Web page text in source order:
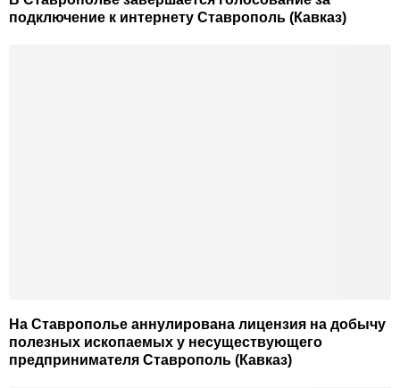
подключение к интернету Ставрополь (Кавказ)
На Ставрополье аннулирована лицензия на добычу
полезных ископаемых у несуществующего
предпринимателя Ставрополь (Кавказ)